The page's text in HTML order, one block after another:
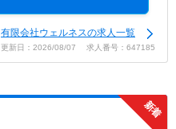
有限会社ウェルネスの求人一覧
更新日：2026/08/07 求人番号：647185